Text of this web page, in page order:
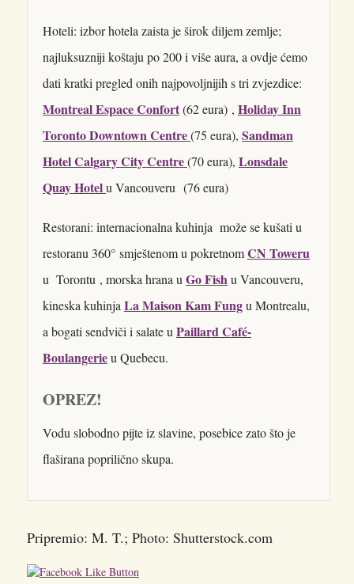
Hoteli: izbor hotela zaista je širok diljem zemlje;
najluksuzniji koštaju po 200 i više aura, a ovdje ćemo
dati kratki pregled onih najpovoljnijih s tri zvjezdice:
Montreal Espace Confort(62 eura) , Holiday Inn
Toronto Downtown Centre(75 eura), Sandman
Hotel Calgary City Centre(70 eura), Lonsdale
Quay Hotelu Vancouveru (76 eura)
Restorani: internacionalna kuhinja može se kušati u
restoranu 360° smještenom u pokretnomCN Toweru
u Torontu , morska hrana u Go Fish u Vancouveru,
kineska kuhinja La Maison Kam Fungu Montrealu,
a bogati sendviči i salate u Paillard Café-
Boulangerieu Quebecu.
OPREZ!
Vodu slobodno pijte iz slavine, posebice zato što je
flaširana poprilično skupa.
Pripremio: M. T.; Photo: Shutterstock.com